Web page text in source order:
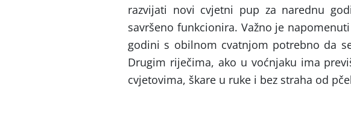
razvijati novi cvjetni pup za narednu
savršeno funkcionira. Važno je
godini s obilnom cvatnjom potrebno da
Drugim riječima, ako u voćnjaku ima
cvjetovima, škare u ruke i bez straha od